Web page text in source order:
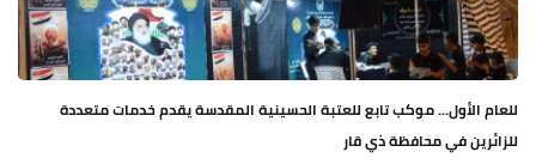
للعام الأول... موكب تابع للعتبة الحسينية المقدسة يقدم خدمات متعددة
للزائرين في محافظة ذي قار